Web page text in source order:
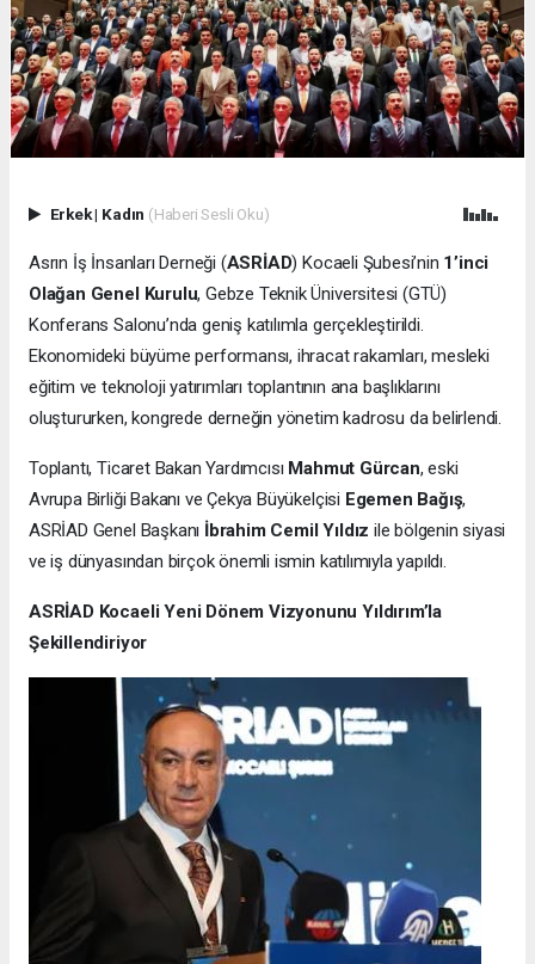
Erkek| Kadın (Haberi Sesli Oku)
Asrın İş İnsanları Derneği (ASRİAD) Kocaeli Şubesi’nin 1’inci
Olağan Genel Kurulu, Gebze Teknik Üniversitesi (GTÜ)
Konferans Salonu’nda geniş katılımla gerçekleştirildi.
Ekonomideki büyüme performansı, ihracat rakamları, mesleki
eğitim ve teknoloji yatırımları toplantının ana başlıklarını
oluştururken, kongrede derneğin yönetim kadrosu da belirlendi.
Toplantı, Ticaret Bakan Yardımcısı Mahmut Gürcan, eski
Avrupa Birliği Bakanı ve Çekya Büyükelçisi Egemen Bağış,
ASRİAD Genel Başkanı İbrahim Cemil Yıldız ile bölgenin siyasi
ve iş dünyasından birçok önemli ismin katılımıyla yapıldı.
ASRİAD Kocaeli Yeni Dönem Vizyonunu Yıldırım’la
Şekillendiriyor